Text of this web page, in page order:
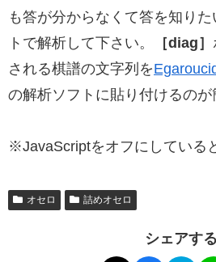
も答が分からなくて答を知り
トで解析して下さい。
［diag］
される棋譜の文字列を
の解析ソフトに貼り付けるのが
※JavaScriptをオフにしている
オセロ 詰めオセロ
シェアする